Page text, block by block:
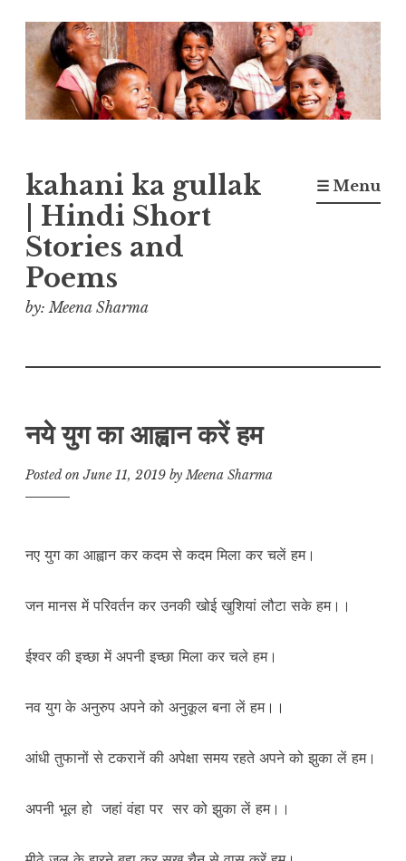
Skip
to
content
kahani ka gullak
| Hindi Short
Stories and
Poems
by: Meena Sharma
☰ Menu
नये युग का आह्वान करें हम
Posted onJune 11, 2019 byMeena Sharma
नए युग का आह्वान कर कदम से कदम मिला कर चलें हम।
जन मानस में परिवर्तन कर उनकी खोई खुशियां लौटा सके हम।।
ईश्वर की इच्छा में अपनी इच्छा मिला कर चले हम।
नव युग के अनुरुप अपने को अनुकूल बना लें हम।।
आंधी तुफानों से टकरानें की अपेक्षा समय रहते अपने को झुका लें हम।
अपनी भूल हो जहां वंहा पर सर को झुका लें हम।।